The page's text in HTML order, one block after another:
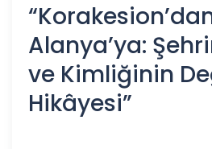
Alanya’ya:
ve Kimliğinin
Hikâyesi”